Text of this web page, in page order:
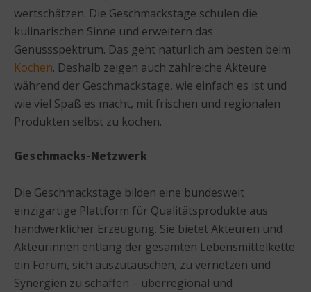
wertschätzen. Die Geschmackstage schulen die
kulinarischen Sinne und erweitern das
Genussspektrum. Das geht natürlich am besten beim
Kochen. Deshalb zeigen auch zahlreiche Akteure
während der Geschmackstage, wie einfach es ist und
wie viel Spaß es macht, mit frischen und regionalen
Produkten selbst zu kochen.
Geschmacks-Netzwerk
Die Geschmackstage bilden eine bundesweit
einzigartige Plattform für Qualitätsprodukte aus
handwerklicher Erzeugung. Sie bietet Akteuren und
Akteurinnen entlang der gesamten Lebensmittelkette
ein Forum, sich auszutauschen, zu vernetzen und
Synergien zu schaffen – überregional und